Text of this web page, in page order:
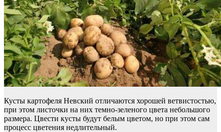
Кусты картофеля Невский отличаются хорошей ветвистостью,
при этом листочки на них темно-зеленого цвета небольшого
размера. Цвести кусты будут белым цветом, но при этом сам
процесс цветения недлительный.